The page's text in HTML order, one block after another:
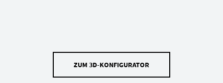
ZUM 3D-KONFIGURATOR